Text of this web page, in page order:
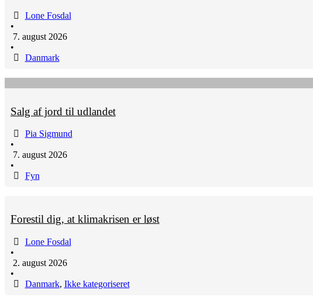
Lone Fosdal
•
7. august 2026
•
Danmark
Salg af jord til udlandet
Pia Sigmund
•
7. august 2026
•
Fyn
Forestil dig, at klimakrisen er løst
Lone Fosdal
•
2. august 2026
•
Danmark, Ikke kategoriseret